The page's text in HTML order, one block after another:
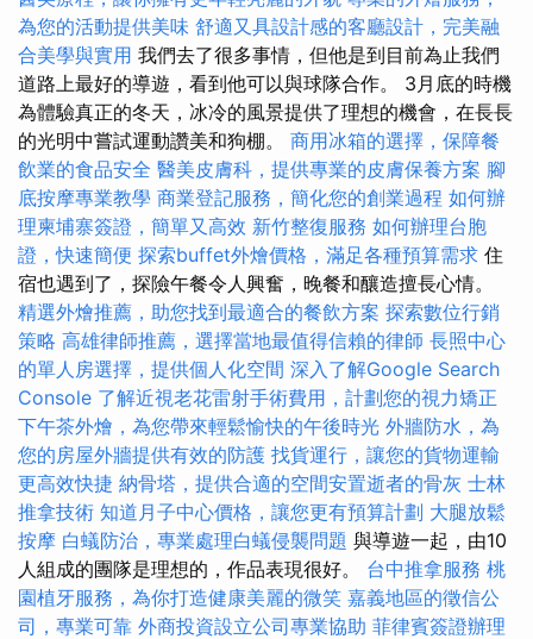
為您的活動提供美味 舒適又具設計感的客廳設計，完美融
合美學與實用 我們去了很多事情，但他是到目前為止我們
道路上最好的導遊，看到他可以與球隊合作。 3月底的時機
為體驗真正的冬天，冰冷的風景提供了理想的機會，在長長
的光明中嘗試運動讚美和狗棚。 商用冰箱的選擇，保障餐
飲業的食品安全 醫美皮膚科，提供專業的皮膚保養方案 腳
底按摩專業教學 商業登記服務，簡化您的創業過程 如何辦
理柬埔寨簽證，簡單又高效 新竹整復服務 如何辦理台胞
證，快速簡便 探索buffet外燴價格，滿足各種預算需求 住
宿也遇到了，探險午餐令人興奮，晚餐和釀造擅長心情。
精選外燴推薦，助您找到最適合的餐飲方案 探索數位行銷
策略 高雄律師推薦，選擇當地最值得信賴的律師 長照中心
的單人房選擇，提供個人化空間 深入了解Google Search
Console 了解近視老花雷射手術費用，計劃您的視力矯正
下午茶外燴，為您帶來輕鬆愉快的午後時光 外牆防水，為
您的房屋外牆提供有效的防護 找貨運行，讓您的貨物運輸
更高效快捷 納骨塔，提供合適的空間安置逝者的骨灰 士林
推拿技術 知道月子中心價格，讓您更有預算計劃 大腿放鬆
按摩 白蟻防治，專業處理白蟻侵襲問題 與導遊一起，由10
人組成的團隊是理想的，作品表現很好。 台中推拿服務 桃
園植牙服務，為你打造健康美麗的微笑 嘉義地區的徵信公
司，專業可靠 外商投資設立公司專業協助 菲律賓簽證辦理